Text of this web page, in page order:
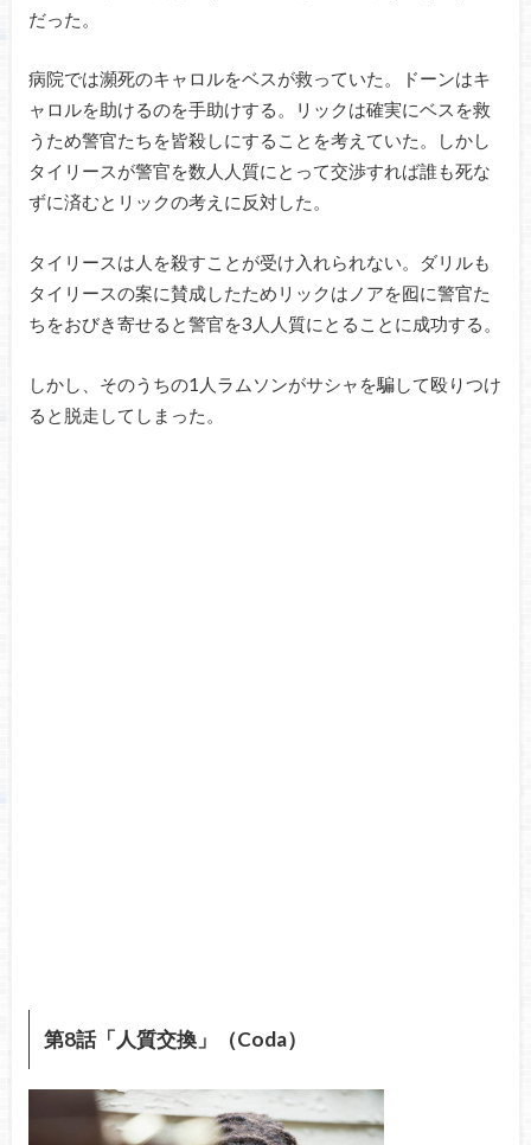
だった。
病院では瀕死のキャロルをベスが救っていた。ドーンはキ
ャロルを助けるのを手助けする。リックは確実にベスを救
うため警官たちを皆殺しにすることを考えていた。しかし
タイリースが警官を数人人質にとって交渉すれば誰も死な
ずに済むとリックの考えに反対した。
タイリースは人を殺すことが受け入れられない。ダリルも
タイリースの案に賛成したためリックはノアを囮に警官た
ちをおびき寄せると警官を3人人質にとることに成功する。
しかし、そのうちの1人ラムソンがサシャを騙して殴りつけ
ると脱走してしまった。
第8話「人質交換」（Coda）